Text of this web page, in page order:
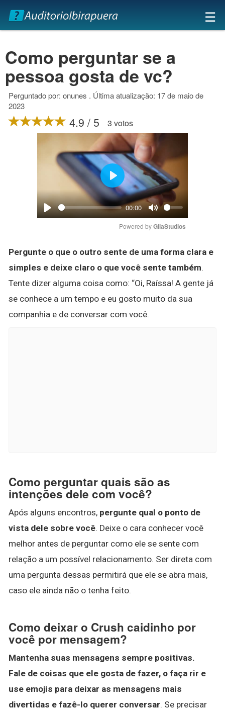
×
☰
Como perguntar se a
pessoa gosta de vc?
Perguntado por: onunes . Última atualização: 17 de maio de
2023
4.9 / 5 3 votos
Play
00:00
Mute
Play
Powered by GliaStudios
Pergunte o que o outro sente de uma forma clara e
simples e deixe claro o que você sente também.
Tente dizer alguma coisa como: “Oi, Raíssa! A gente já
se conhece a um tempo e eu gosto muito da sua
companhia e de conversar com você.
Como perguntar quais são as
intenções dele com você?
Após alguns encontros, pergunte qual o ponto de
vista dele sobre você. Deixe o cara conhecer você
melhor antes de perguntar como ele se sente com
relação a um possível relacionamento. Ser direta com
uma pergunta dessas permitirá que ele se abra mais,
caso ele ainda não o tenha feito.
Como deixar o Crush caidinho por
você por mensagem?
Mantenha suas mensagens sempre positivas.
Fale de coisas que ele gosta de fazer, o faça rir e
use emojis para deixar as mensagens mais
divertidas e fazê-lo querer conversar. Se precisar